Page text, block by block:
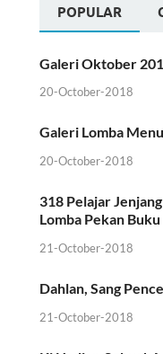
POPULAR
Galeri Oktober
20-October-2018
Galeri Lomba
20-October-2018
318 Pelajar
Lomba Pekan
21-October-2018
Dahlan, Sang
21-October-2018